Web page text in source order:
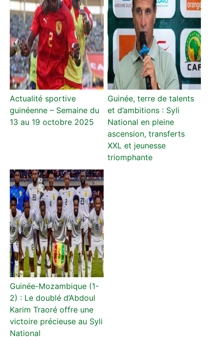
Actualité sportive
guinéenne – Semaine du
13 au 19 octobre 2025
Guinée, terre de talents
et d’ambitions : Syli
National en pleine
ascension, transferts
XXL et jeunesse
triomphante
Guinée-Mozambique (1-
2) : Le doublé d’Abdoul
Karim Traoré offre une
victoire précieuse au Syli
National